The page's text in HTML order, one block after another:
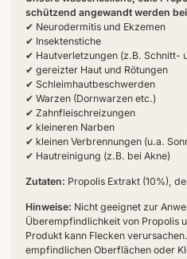
schützend angewandt werden
✔ Neurodermitis und Ekzemen
✔ Insektenstiche
✔ Hautverletzungen (z.B. Schnitt-
✔ gereizter Haut und Rötungen
✔ Schleimhautbeschwerden
✔ Warzen (Dornwarzen etc.)
✔ Zahnfleischreizungen
✔ kleineren Narben
✔ kleinen Verbrennungen (u.a.
✔ Hautreinigung (z.B. bei Akne)
Zutaten: Propolis Extrakt (10%),
Hinweise: Nicht geeignet zur
Überempfindlichkeit von Propolis
Produkt kann Flecken
empfindlichen Oberflächen oder